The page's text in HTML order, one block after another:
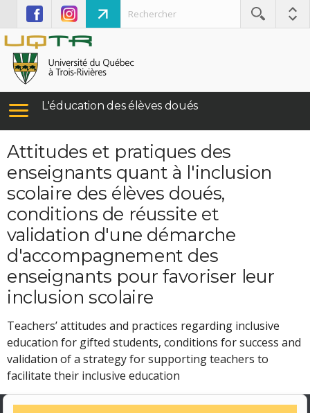
L'éducation des élèves doués
Attitudes et pratiques des
enseignants quant à l'inclusion
scolaire des élèves doués,
conditions de réussite et
validation d'une démarche
d'accompagnement des
enseignants pour favoriser leur
inclusion scolaire
Teachers’ attitudes and practices regarding inclusive
education for gifted students, conditions for success and
validation of a strategy for supporting teachers to
facilitate their inclusive education